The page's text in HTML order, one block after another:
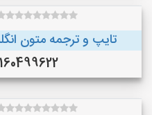
تایپ و ترجمه متون
09160499622